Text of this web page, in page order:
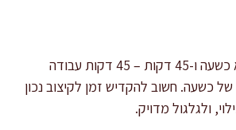
זמן ההכנה הכולל הוא כשעה ו-45 דקות – 45 דקות עבודה
כשעה. חשוב להקדיש זמן לקיצוב נכון
ולגלגול מדויק.